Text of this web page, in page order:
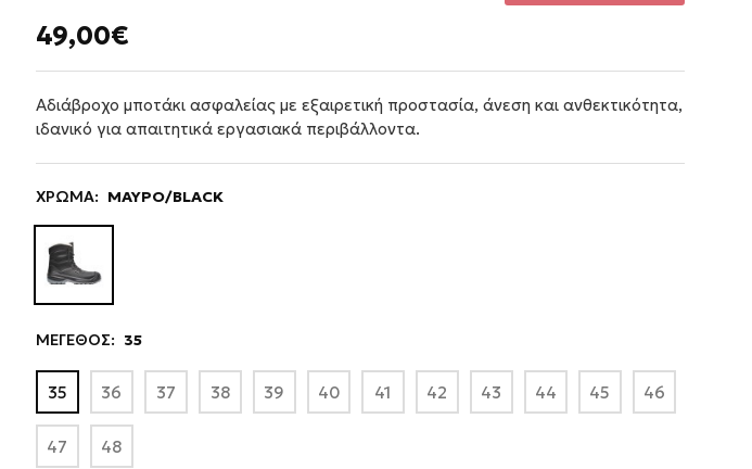
49,00€
Αδιάβροχο μποτάκι ασφαλείας με εξαιρετική προστασία, άνεση και ανθεκτικότητα,
ιδανικό για απαιτητικά εργασιακά περιβάλλοντα.
ΧΡΩΜΑ: ΜΑΥΡΟ/BLACK
ΜΕΓΕΘΟΣ: 35
35 36 37 38 39 40 41 42 43 44 45 46
47 48